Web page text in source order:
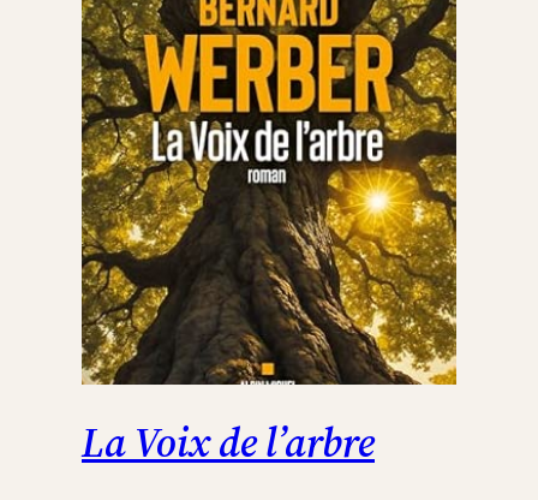
La Voix de l’arbre